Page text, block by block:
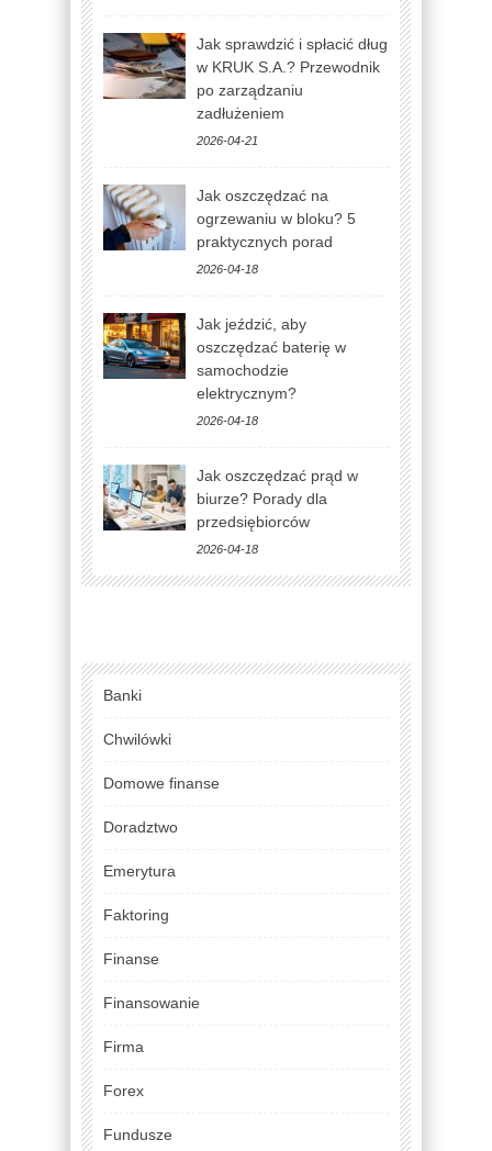
Jak sprawdzić i spłacić dług
w KRUK S.A.? Przewodnik
po zarządzaniu
zadłużeniem
2026-04-21
Jak oszczędzać na
ogrzewaniu w bloku? 5
praktycznych porad
2026-04-18
Jak jeździć, aby
oszczędzać baterię w
samochodzie
elektrycznym?
2026-04-18
Jak oszczędzać prąd w
biurze? Porady dla
przedsiębiorców
2026-04-18
Banki
Chwilówki
Domowe finanse
Doradztwo
Emerytura
Faktoring
Finanse
Finansowanie
Firma
Forex
Fundusze